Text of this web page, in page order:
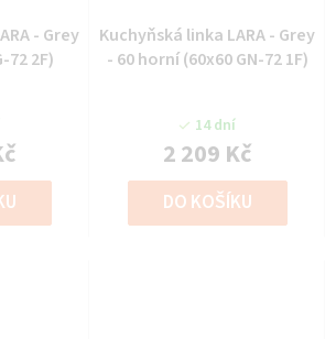
- Grey
72 2F)
Kuchyňská linka LARA - Grey
- 60 horní (60x60 GN-72 1F)
14 dní
2 209 Kč
DO KOŠÍKU